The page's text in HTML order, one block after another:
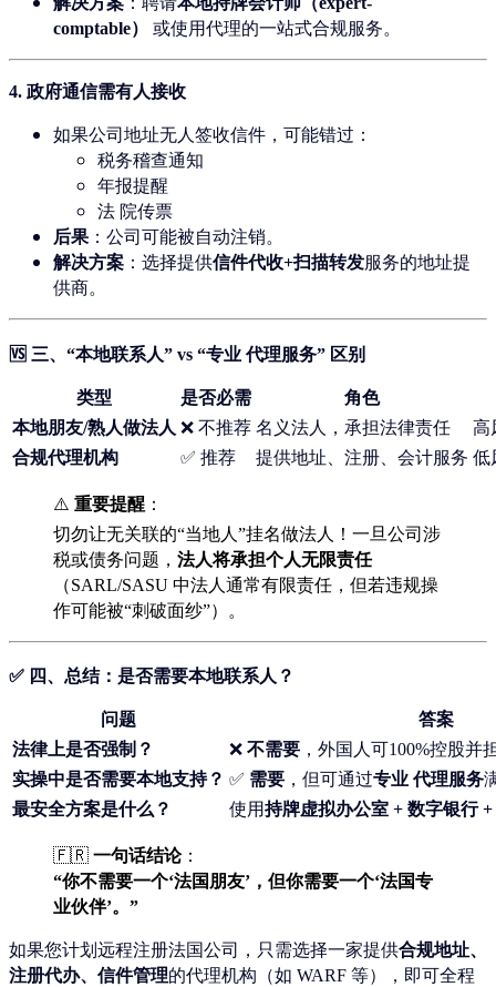
comptable）
或使用代理的一站式合规服务。
4. 政府通信需有人接收
如果公司地址无人签收信件，可能错过：
税务稽查通知
年报提醒
法 院传票
后果：公司可能被自动注销。
解决方案 ：选择提供信件代收+扫描转发服务的地址提
供商。
🆚 三、“本地联系人” vs “专业 代理服务” 区别
类型 是否必需
角色
本地朋友/熟人做法人 ❌ 不推荐 名义法人，承担法律责任
高
合规代理机构
✅ 推荐 提供地址、注册、会计服务 低
⚠️ 重要提醒 ：
切勿让无关联的“当地人”挂名做法人！一旦公司涉
税或债务问题， 法人将承担个人无限责任
（SARL/SASU 中法人通常有限责任，但若违规操
作可能被“刺破面纱”）。
✅ 四、总结：是否需要本地联系人？
问题
答案
法律上是否强制？
❌ 不需要 ，外国人可100%控股并
实操中是否需要本地支持？ ✅ 需要 ，但可通过专业 代理服务
最安全方案是什么？
使用持牌虚拟办公室 + 数字银行
🇫🇷 一句话结论：
“你不需要一个‘法国朋友’，但你需要一个‘法国专
业伙伴’。”
如果您计划远程注册法国公司，只需选择一家提供合规地址、
注册代办、信件管理的代理机构（如 WARF 等），即可全程